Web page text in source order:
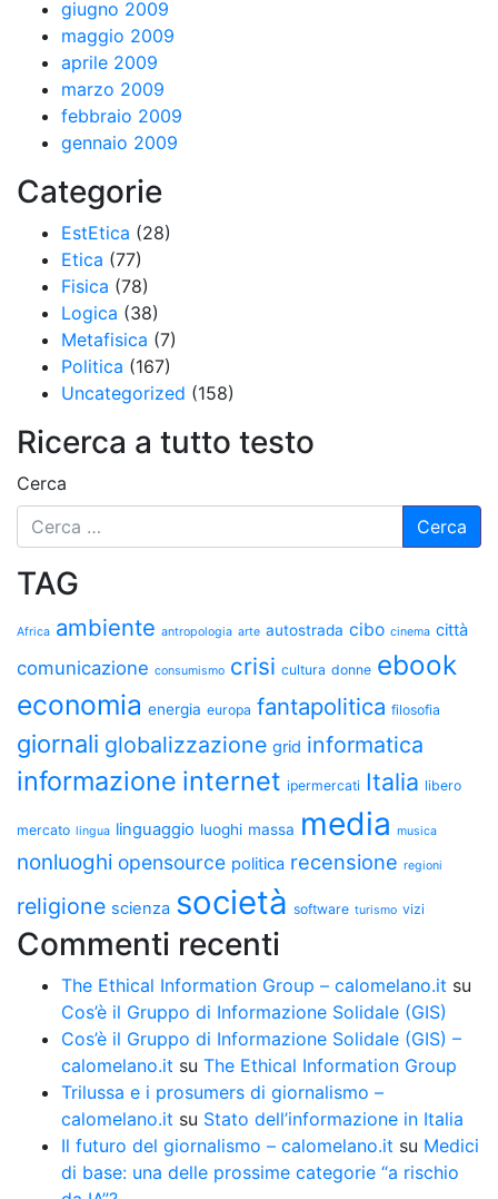
giugno 2009
maggio 2009
aprile 2009
marzo 2009
febbraio 2009
gennaio 2009
Categorie
EstEtica (28)
Etica (77)
Fisica (78)
Logica (38)
Metafisica (7)
Politica (167)
Uncategorized (158)
Ricerca a tutto testo
Cerca
TAG
Africa ambiente antropologia arte autostrada cibo cinema città
comunicazione consumismo crisi cultura donne ebook
economia energia europa fantapolitica filosofia
giornali globalizzazione grid informatica
informazione internet ipermercati Italia libero
mercato lingua linguaggio luoghi massa media musica
nonluoghi opensource politica recensione regioni
religione scienza società software turismo vizi
Commenti recenti
The Ethical Information Group – calomelano.it su
Cos’è il Gruppo di Informazione Solidale (GIS)
Cos’è il Gruppo di Informazione Solidale (GIS) –
calomelano.it su The Ethical Information Group
Trilussa e i prosumers di giornalismo –
calomelano.it su Stato dell’informazione in Italia
Il futuro del giornalismo – calomelano.it su Medici
di base: una delle prossime categorie “a rischio